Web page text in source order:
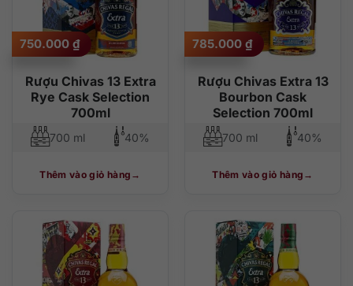
Rượu Chivas 13 Extra
Rye Cask Selection
700ml
750.000 ₫
700 ml 40%
Thêm vào giỏ hàng
Rượu Chivas Extra 13
Bourbon Cask
Selection 700ml
785.000 ₫
700 ml 40%
Thêm vào giỏ hàng